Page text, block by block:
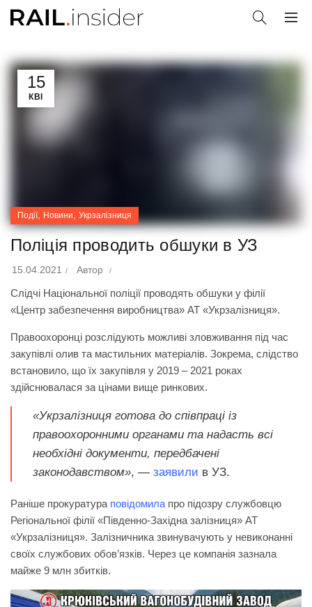
15
КВІ
Події, Новини, Укрзалізниця
Поліція проводить обшуки в УЗ
15.04.2021 Автор
Слідчі Національної поліції проводять обшуки у філії
«Центр забезпечення виробництва» АТ «Укрзалізниця».
Правоохоронці розслідують можливі зловживання під час
закупівлі олив та мастильних матеріалів. Зокрема, слідство
встановило, що їх закупівля у 2019 – 2021 роках
здійснювалася за цінами вище ринкових.
«Укрзалізниця готова до співпраці із
правоохоронними органами та надасть всі
необхідні документи, передбачені
законодавством», — заявили в УЗ.
Раніше прокуратура повідомила про підозру службовцю
Регіональної філії «Південно-Західна залізниця» АТ
«Укрзалізниця». Залізничника звинувачують у невиконанні
своїх службових обов’язків. Через це компанія зазнала
майже 9 млн збитків.